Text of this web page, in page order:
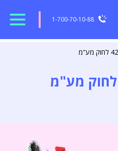
1-700-70-10-88